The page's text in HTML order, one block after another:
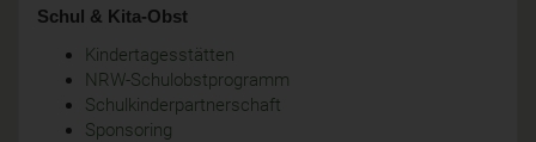
Schul & Kita-Obst
Kindertagesstätten
NRW-Schulobstprogramm
Schulkinderpartnerschaft
Sponsoring